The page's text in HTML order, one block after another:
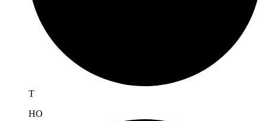
T
HO